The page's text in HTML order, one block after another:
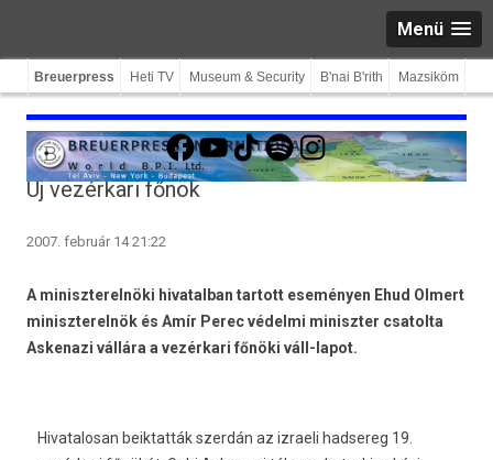
Menü
Breuerpress Heti TV Museum & Security B'nai B'rith Mazsiköm
Facebook
YouTube
TikTokSpotifyInstagram
Új vezérkari főnök
2007. február 14 21:22
A miniszterelnöki hivatalban tartott eseményen Ehud Olmert
miniszterelnök és Amír Perec védelmi miniszter csatolta
Askenazi vállára a vezérkari főnöki váll-lapot.
Hivatalosan beiktatták szerdán az izraeli hadsereg 19.